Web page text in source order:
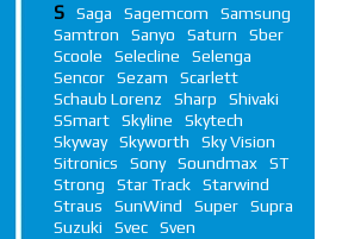
S Saga Sagemcom
Samsung
Samtron
Sanyo Saturn
Sber
Scoole
Selecline
Selenga
Sencor
Sezam
Scarlett
Schaub Lorenz
Sharp
Shivaki
SSmart
Skyline
Skytech
Skyway
Skyworth
Sky Vision
Sitronics
Sony Soundmax
ST
Strong
Star Track
Starwind
Straus
SunWind Super
Supra
Suzuki
Svec Sven